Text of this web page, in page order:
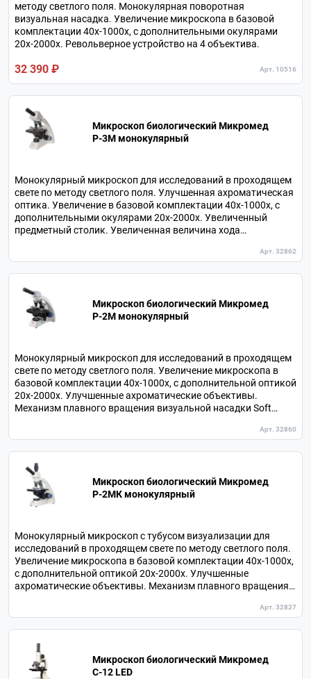
методу светлого поля. Монокулярная поворотная
визуальная насадка. Увеличение микроскопа в базовой
комплектации 40х-1000х, с дополнительными окулярами
20х-2000х. Револьверное устройство на 4 объектива.
32 390 ₽ Арт. 10516
Микроскоп биологический Микромед
P-3М монокулярный
Монокулярный микроскоп для исследований в проходящем
свете по методу светлого поля. Улучшенная ахроматическая
оптика. Увеличение в базовой комплектации 40х-1000х, с
дополнительными окулярами 20х-2000х. Увеличенный
предметный столик. Увеличенная величина хода
Арт. 32862
Микроскоп биологический Микромед
P-2М монокулярный
Монокулярный микроскоп для исследований в проходящем
свете по методу светлого поля. Увеличение микроскопа в
базовой комплектации 40х-1000х, с дополнительной оптикой
20х-2000х. Улучшенные ахроматические объективы.
Механизм плавного вращения визуальной насадки Soft
Арт. 32860
Микроскоп биологический Микромед
P-2МК монокулярный
Монокулярный микроскоп с тубусом визуализации для
исследований в проходящем свете по методу светлого поля.
Увеличение микроскопа в базовой комплектации 40х-1000х,
с дополнительной оптикой 20х-2000х. Улучшенные
ахроматические объективы. Механизм плавного вращения
Арт. 32827
Микроскоп биологический Микромед
С-12 LED